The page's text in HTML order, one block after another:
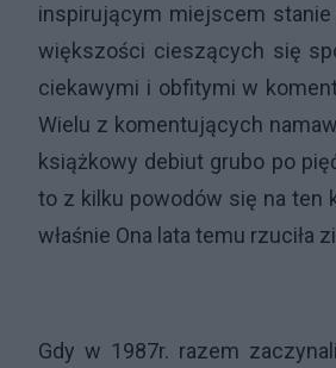
inspirującym miejscem stanie
większości cieszących się
ciekawymi i obfitymi w
Wielu z komentujących
książkowy debiut grubo po
to z kilku powodów się na ten
właśnie Ona lata temu rzuciła
Gdy w 1987r. razem